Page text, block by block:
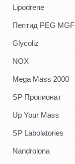
Lipodrene
Пептид PEG MGF
Glycoliz
NOX
Mega Mass 2000
SP Пропионат
Up Your Mass
SP Labolatories
Nandrolona